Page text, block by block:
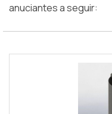
anuciantes a seguir: